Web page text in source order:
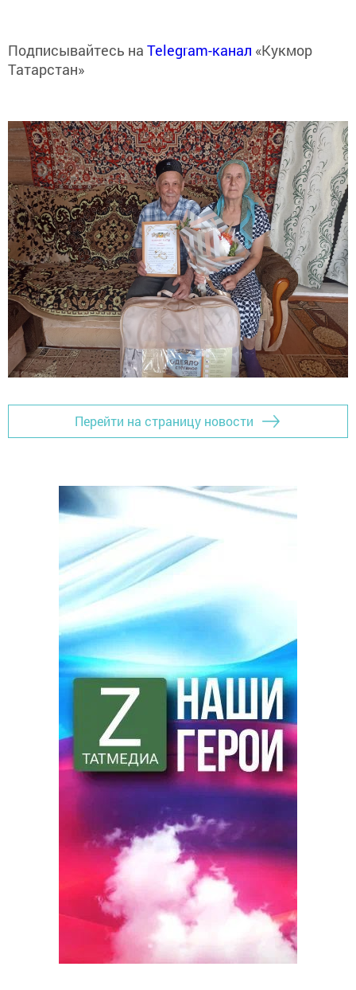
Подписывайтесь на Telegram-канал «Кукмор
Татарстан»
Перейти на страницу новости